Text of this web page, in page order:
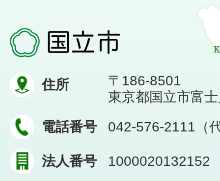
住所
〒186-8501
東京都国立市富
電話番号
042-576-2111（
法人番号 1000020132152